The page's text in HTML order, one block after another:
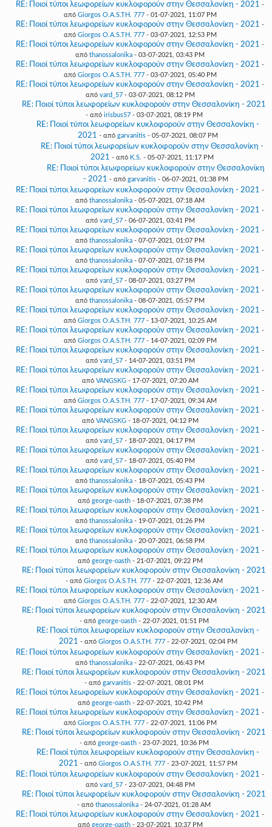
RE: Ποιοί τύποι λεωφορείων κυκλοφορούν στην Θεσσαλονίκη - 2021 -
από Giorgos O.A.S.TH. 777- 01-07-2021, 11:07 PM
RE: Ποιοί τύποι λεωφορείων κυκλοφορούν στην Θεσσαλονίκη - 2021 -
από Giorgos O.A.S.TH. 777- 03-07-2021, 12:53 PM
RE: Ποιοί τύποι λεωφορείων κυκλοφορούν στην Θεσσαλονίκη - 2021 -
από thanossalonika - 03-07-2021, 03:43 PM
RE: Ποιοί τύποι λεωφορείων κυκλοφορούν στην Θεσσαλονίκη - 2021 -
από Giorgos O.A.S.TH. 777- 03-07-2021, 05:40 PM
RE: Ποιοί τύποι λεωφορείων κυκλοφορούν στην Θεσσαλονίκη - 2021 -
από vard_57- 03-07-2021, 08:12 PM
RE: Ποιοί τύποι λεωφορείων κυκλοφορούν στην Θεσσαλονίκη - 2021
- από irisbus57- 03-07-2021, 08:19 PM
RE: Ποιοί τύποι λεωφορείων κυκλοφορούν στην Θεσσαλονίκη -
2021 - από garvanitis - 05-07-2021, 08:07 PM
RE: Ποιοί τύποι λεωφορείων κυκλοφορούν στην Θεσσαλονίκη -
2021 - από K.S. - 05-07-2021, 11:17 PM
RE: Ποιοί τύποι λεωφορείων κυκλοφορούν στην Θεσσαλονίκη
- 2021 - από garvanitis - 06-07-2021, 01:38 PM
RE: Ποιοί τύποι λεωφορείων κυκλοφορούν στην Θεσσαλονίκη - 2021 -
από thanossalonika - 05-07-2021, 07:18 AM
RE: Ποιοί τύποι λεωφορείων κυκλοφορούν στην Θεσσαλονίκη - 2021 -
από vard_57- 06-07-2021, 03:41 PM
RE: Ποιοί τύποι λεωφορείων κυκλοφορούν στην Θεσσαλονίκη - 2021 -
από thanossalonika - 07-07-2021, 01:07 PM
RE: Ποιοί τύποι λεωφορείων κυκλοφορούν στην Θεσσαλονίκη - 2021 -
από thanossalonika - 07-07-2021, 07:18 PM
RE: Ποιοί τύποι λεωφορείων κυκλοφορούν στην Θεσσαλονίκη - 2021 -
από vard_57- 08-07-2021, 03:27 PM
RE: Ποιοί τύποι λεωφορείων κυκλοφορούν στην Θεσσαλονίκη - 2021 -
από thanossalonika - 08-07-2021, 05:57 PM
RE: Ποιοί τύποι λεωφορείων κυκλοφορούν στην Θεσσαλονίκη - 2021 -
από Giorgos O.A.S.TH. 777- 13-07-2021, 10:25 AM
RE: Ποιοί τύποι λεωφορείων κυκλοφορούν στην Θεσσαλονίκη - 2021 -
από Giorgos O.A.S.TH. 777- 14-07-2021, 02:09 PM
RE: Ποιοί τύποι λεωφορείων κυκλοφορούν στην Θεσσαλονίκη - 2021 -
από vard_57- 14-07-2021, 03:51 PM
RE: Ποιοί τύποι λεωφορείων κυκλοφορούν στην Θεσσαλονίκη - 2021 -
από VANGSKG- 17-07-2021, 07:20 AM
RE: Ποιοί τύποι λεωφορείων κυκλοφορούν στην Θεσσαλονίκη - 2021 -
από Giorgos O.A.S.TH. 777- 17-07-2021, 09:34 AM
RE: Ποιοί τύποι λεωφορείων κυκλοφορούν στην Θεσσαλονίκη - 2021 -
από VANGSKG- 18-07-2021, 04:12 PM
RE: Ποιοί τύποι λεωφορείων κυκλοφορούν στην Θεσσαλονίκη - 2021 -
από vard_57- 18-07-2021, 04:17 PM
RE: Ποιοί τύποι λεωφορείων κυκλοφορούν στην Θεσσαλονίκη - 2021 -
από vard_57- 18-07-2021, 05:40 PM
RE: Ποιοί τύποι λεωφορείων κυκλοφορούν στην Θεσσαλονίκη - 2021 -
από thanossalonika - 18-07-2021, 05:43 PM
RE: Ποιοί τύποι λεωφορείων κυκλοφορούν στην Θεσσαλονίκη - 2021 -
από george-oasth- 18-07-2021, 07:38 PM
RE: Ποιοί τύποι λεωφορείων κυκλοφορούν στην Θεσσαλονίκη - 2021 -
από thanossalonika - 19-07-2021, 01:26 PM
RE: Ποιοί τύποι λεωφορείων κυκλοφορούν στην Θεσσαλονίκη - 2021 -
από thanossalonika - 20-07-2021, 06:58 PM
RE: Ποιοί τύποι λεωφορείων κυκλοφορούν στην Θεσσαλονίκη - 2021 -
από george-oasth- 21-07-2021, 09:22 PM
RE: Ποιοί τύποι λεωφορείων κυκλοφορούν στην Θεσσαλονίκη - 2021
- από Giorgos O.A.S.TH. 777- 22-07-2021, 12:36 AM
RE: Ποιοί τύποι λεωφορείων κυκλοφορούν στην Θεσσαλονίκη - 2021 -
από Giorgos O.A.S.TH. 777- 22-07-2021, 12:30 AM
RE: Ποιοί τύποι λεωφορείων κυκλοφορούν στην Θεσσαλονίκη - 2021
- από george-oasth- 22-07-2021, 01:51 PM
RE: Ποιοί τύποι λεωφορείων κυκλοφορούν στην Θεσσαλονίκη -
2021 - από Giorgos O.A.S.TH. 777- 22-07-2021, 02:04 PM
RE: Ποιοί τύποι λεωφορείων κυκλοφορούν στην Θεσσαλονίκη - 2021 -
από thanossalonika - 22-07-2021, 06:43 PM
RE: Ποιοί τύποι λεωφορείων κυκλοφορούν στην Θεσσαλονίκη - 2021
- από garvanitis - 22-07-2021, 08:01 PM
RE: Ποιοί τύποι λεωφορείων κυκλοφορούν στην Θεσσαλονίκη - 2021 -
από george-oasth- 22-07-2021, 10:42 PM
RE: Ποιοί τύποι λεωφορείων κυκλοφορούν στην Θεσσαλονίκη - 2021 -
από Giorgos O.A.S.TH. 777- 22-07-2021, 11:06 PM
RE: Ποιοί τύποι λεωφορείων κυκλοφορούν στην Θεσσαλονίκη - 2021
- από george-oasth- 23-07-2021, 10:36 PM
RE: Ποιοί τύποι λεωφορείων κυκλοφορούν στην Θεσσαλονίκη -
2021 - από Giorgos O.A.S.TH. 777- 23-07-2021, 11:57 PM
RE: Ποιοί τύποι λεωφορείων κυκλοφορούν στην Θεσσαλονίκη - 2021 -
από vard_57- 23-07-2021, 04:48 PM
RE: Ποιοί τύποι λεωφορείων κυκλοφορούν στην Θεσσαλονίκη - 2021
- από thanossalonika - 24-07-2021, 01:28 AM
RE: Ποιοί τύποι λεωφορείων κυκλοφορούν στην Θεσσαλονίκη - 2021 -
από george-oasth- 23-07-2021, 10:37 PM